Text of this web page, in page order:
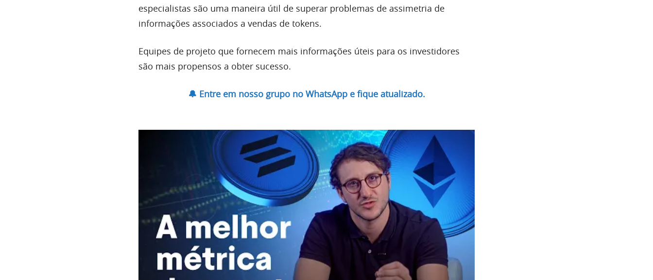
especialistas são uma maneira útil de superar problemas de assimetria de
informações associados a vendas de tokens.
Equipes de projeto que fornecem mais informações úteis para os investidores
são mais propensos a obter sucesso.
🔔 Entre em nosso grupo no WhatsApp e fique atualizado.